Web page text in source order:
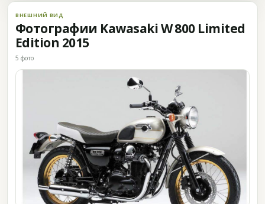
ВНЕШНИЙ ВИД
Фотографии Kawasaki W 800 Limited
Edition 2015
5 фото